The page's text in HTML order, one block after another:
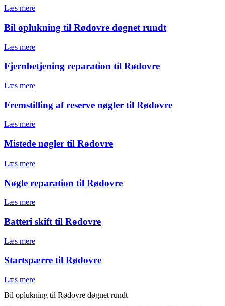
Læs mere
Bil oplukning til Rødovre døgnet rundt
Læs mere
Fjernbetjening reparation til Rødovre
Læs mere
Fremstilling af reserve nøgler til Rødovre
Læs mere
Mistede nøgler til Rødovre
Læs mere
Nøgle reparation til Rødovre
Læs mere
Batteri skift til Rødovre
Læs mere
Startspærre til Rødovre
Læs mere
Bil oplukning til Rødovre døgnet rundt